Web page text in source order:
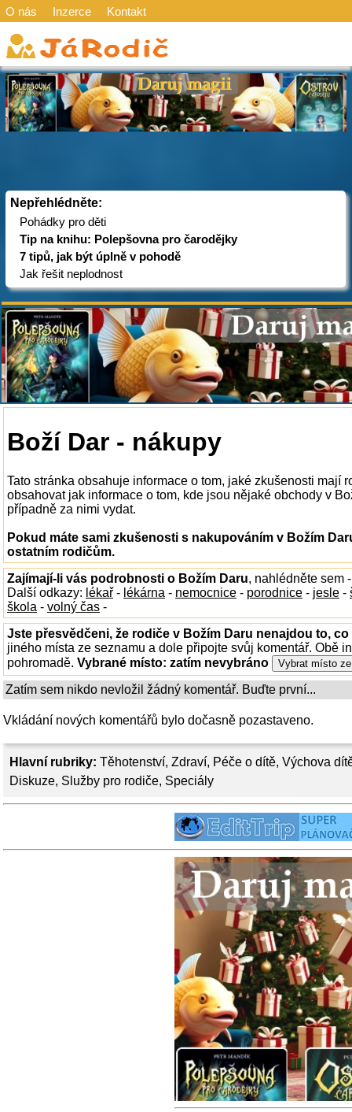
O nás Inzerce Kontakt
Nepřehlédněte:
Pohádky pro děti
Tip na knihu: Polepšovna pro čarodějky
7 tipů, jak být úplně v pohodě
Jak řešit neplodnost
Hlavní rubriky: Těhotenství, Zdraví, Péče o dítě, Výchova
Diskuze, Služby pro rodiče, Speciály
Boží Dar - nákupy
Tato stránka obsahuje informace o tom, jaké zkušenosti mají
obsahovat jak informace o tom, kde jsou nějaké obchody v
případně za nimi vydat.
Pokud máte sami zkušenosti s nakupováním v Božím
ostatním rodičům.
Zajímají-li vás podrobnosti o Božím Daru, nahlédněte sem
Další odkazy: lékař - lékárna - nemocnice - porodnice - jesle -
škola - volný čas -
Jste přesvědčeni, že rodiče v Božím Daru nenajdou to,
jiného místa ze seznamu a dole připojte svůj komentář. Obě
pohromadě. Vybrané místo: zatím nevybráno
Zatím sem nikdo nevložil žádný komentář. Buďte první...
Vkládání nových komentářů bylo dočasně pozastaveno.